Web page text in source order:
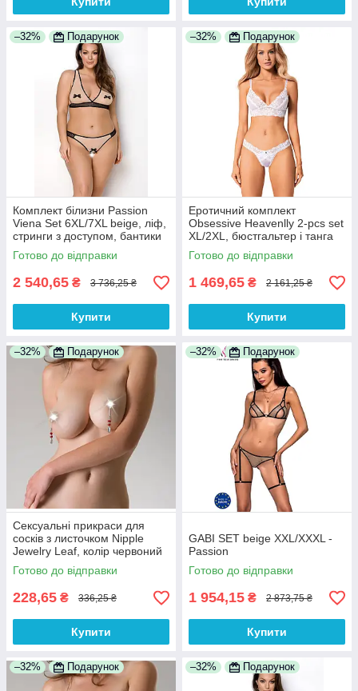
–32% Подарунок
Комплект білизни Passion
Viena Set 6XL/7XL beige, ліф,
стринги з доступом, бантики
Готово до відправки
2 540,65 ₴ 3 736,25 ₴
Купити
–32% Подарунок
Еротичний комплект
Obsessive Heavenlly 2-pcs set
XL/2XL, бюстгальтер і танга
Готово до відправки
1 469,65 ₴ 2 161,25 ₴
Купити
–32% Подарунок
Сексуальні прикраси для
сосків з листочком Nipple
Jewelry Leaf, колір червоний
100% Анонімності
Готово до відправки
228,65 ₴ 336,25 ₴
Купити
–32% Подарунок
GABI SET beige XXL/XXXL -
Passion
Готово до відправки
1 954,15 ₴ 2 873,75 ₴
Купити
–32% Подарунок –32% Подарунок